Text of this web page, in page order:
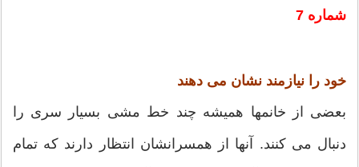
شماره 7
خود را نیازمند نشان می دهند
بعضی از خانمها همیشه چند خط مشی بسیار سری را
دنبال می کنند. آنها از همسرانشان انتظار دارند که تمام